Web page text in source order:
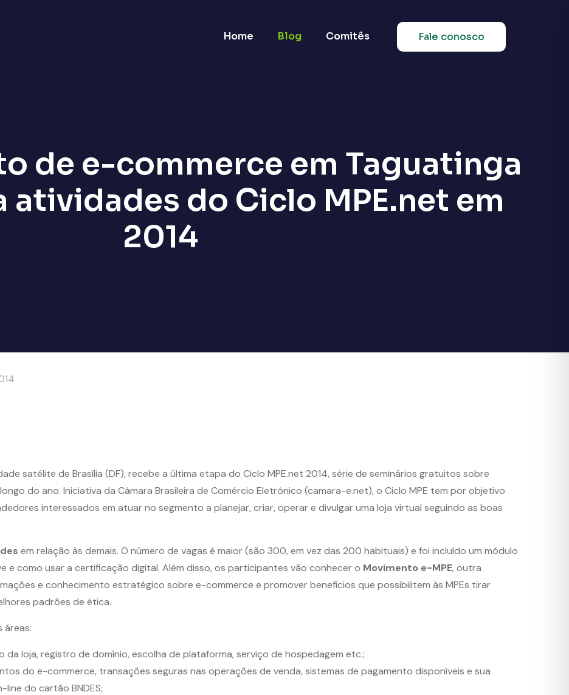
Home Blog Comitês Fale conosco
de e-commerce em Taguatinga
atividades do Ciclo MPE.net em
2014
satélite de Brasília (DF), recebe a última etapa do Ciclo MPE.net 2014, série de seminários gratuitos sobre
do ano. Iniciativa da Câmara Brasileira de Comércio Eletrônico (camara-e.net), o Ciclo MPE tem por objetivo
interessados em atuar no segmento a planejar, criar, operar e divulgar uma loja virtual seguindo as boas
em relação às demais. O número de vagas é maior (são 300, em vez das 200 habituais) e foi incluído um módulo
e como usar a certificação digital. Além disso, os participantes vão conhecer o Movimento e-MPE, outra
e conhecimento estratégico sobre e-commerce e promover benefícios que possibilitem às MPEs tirar
padrões de ética.
áreas:
loja, registro de domínio, escolha de plataforma, serviço de hospedagem etc.;
do e-commerce, transações seguras nas operações de venda, sistemas de pagamento disponíveis e sua
do cartão BNDES;